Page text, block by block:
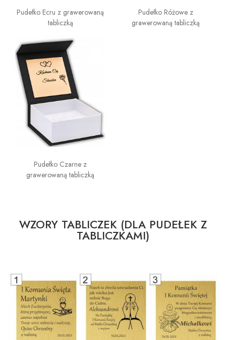
Pudełko Ecru z grawerowaną
tabliczką
Pudełko Różowe z
grawerowaną tabliczką
Pudełko Czarne z
grawerowaną tabliczką
WZORY TABLICZEK (DLA PUDEŁEK Z
TABLICZKAMI)